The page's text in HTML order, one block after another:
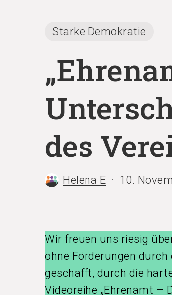
Starke Demokratie
des
Helena E 10.
Wir freuen uns riesig
ohne Förderungen
geschafft, durch die
Videoreihe „Ehrenamt –